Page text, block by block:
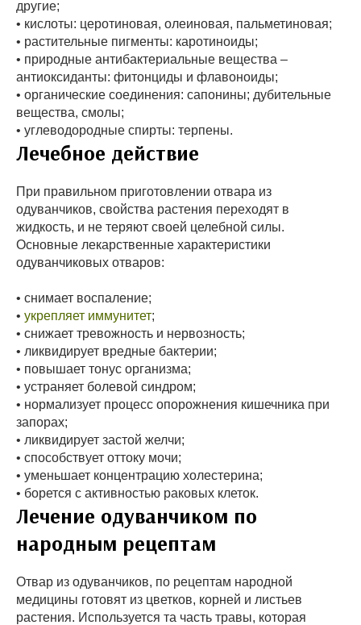
другие;
• кислоты: церотиновая, олеиновая, пальметиновая;
• растительные пигменты: каротиноиды;
• природные антибактериальные вещества –
антиоксиданты: фитонциды и флавоноиды;
• органические соединения: сапонины; дубительные
вещества, смолы;
• углеводородные спирты: терпены.
Лечебное действие
При правильном приготовлении отвара из
одуванчиков, свойства растения переходят в
жидкость, и не теряют своей целебной силы.
Основные лекарственные характеристики
одуванчиковых отваров:
• снимает воспаление;
• укрепляет иммунитет;
• снижает тревожность и нервозность;
• ликвидирует вредные бактерии;
• повышает тонус организма;
• устраняет болевой синдром;
• нормализует процесс опорожнения кишечника при
запорах;
• ликвидирует застой желчи;
• способствует оттоку мочи;
• уменьшает концентрацию холестерина;
• борется с активностью раковых клеток.
Лечение одуванчиком по
народным рецептам
Отвар из одуванчиков, по рецептам народной
медицины готовят из цветков, корней и листьев
растения. Используется та часть травы, которая